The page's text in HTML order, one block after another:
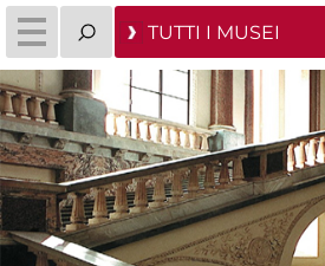
TUTTI I MUSEI